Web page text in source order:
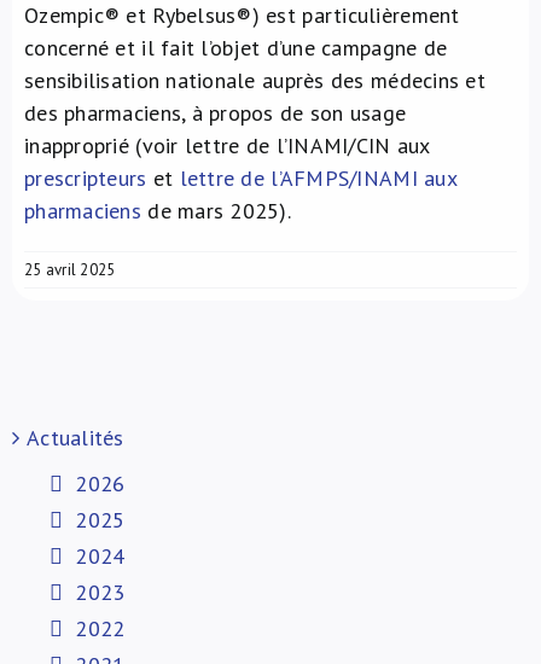
Ozempic® et Rybelsus®) est particulièrement
concerné et il fait l’objet d’une campagne de
sensibilisation nationale auprès des médecins et
des pharmaciens, à propos de son usage
inapproprié (voir lettre de l’INAMI/CIN aux
prescripteurs et lettre de l’AFMPS/INAMI aux
pharmaciens de mars 2025).
25 avril 2025
Actualités
2026
2025
2024
2023
2022